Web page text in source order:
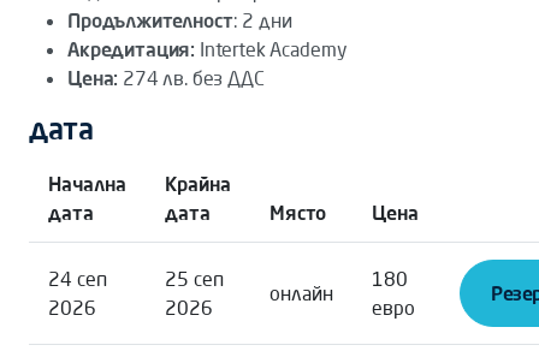
Продължителност: 2 дни
Акредитация: Intertek Academy
Цена: 274 лв. без ДДС
дата
Начална
дата
Крайна
дата
Място Цена
24 сеп
2026
25 сеп
2026
онлайн
180
евро